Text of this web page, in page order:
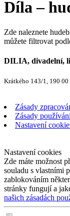
Díla –
Zde naleznete
můžete filtrovat
DILIA, divadelní,
Krátkého 143/1, 190 00
Zásady
Zásady
Nastavení
Nastavení cookies
Zde máte možnost
souladu s vlastními
zablokováním
stránky fungují a
našich zásadách